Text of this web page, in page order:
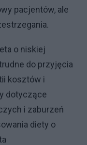
pacjentów, ale
o niskiej
do przyjęcia
kosztów i
dotyczące
i zaburzeń
diety o